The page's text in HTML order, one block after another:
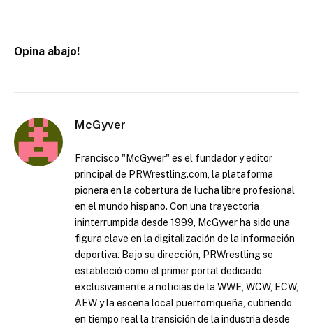
Opina abajo!
McGyver
Francisco "McGyver" es el fundador y editor
principal de PRWrestling.com, la plataforma
pionera en la cobertura de lucha libre profesional
en el mundo hispano. Con una trayectoria
ininterrumpida desde 1999, McGyver ha sido una
figura clave en la digitalización de la información
deportiva. Bajo su dirección, PRWrestling se
estableció como el primer portal dedicado
exclusivamente a noticias de la WWE, WCW, ECW,
AEW y la escena local puertorriqueña, cubriendo
en tiempo real la transición de la industria desde